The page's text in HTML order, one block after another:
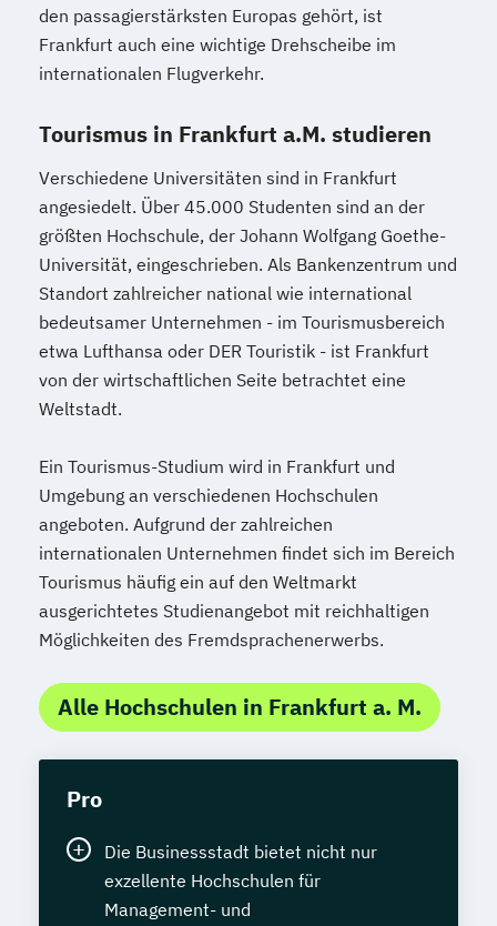
den passagierstärksten Europas gehört, ist
Frankfurt auch eine wichtige Drehscheibe im
internationalen Flugverkehr.
Tourismus in Frankfurt a.M. studieren
Verschiedene Universitäten sind in Frankfurt
angesiedelt. Über 45.000 Studenten sind an der
größten Hochschule, der Johann Wolfgang Goethe-
Universität, eingeschrieben. Als Bankenzentrum und
Standort zahlreicher national wie international
bedeutsamer Unternehmen - im Tourismusbereich
etwa Lufthansa oder DER Touristik - ist Frankfurt
von der wirtschaftlichen Seite betrachtet eine
Weltstadt.
Ein Tourismus-Studium wird in Frankfurt und
Umgebung an verschiedenen Hochschulen
angeboten. Aufgrund der zahlreichen
internationalen Unternehmen findet sich im Bereich
Tourismus häufig ein auf den Weltmarkt
ausgerichtetes Studienangebot mit reichhaltigen
Möglichkeiten des Fremdsprachenerwerbs.
Alle Hochschulen in Frankfurt a. M.
Pro
Die Businessstadt bietet nicht nur
exzellente Hochschulen für
Management- und